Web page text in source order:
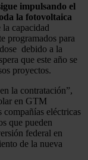
impulsando el
la fotovoltaica
la capacidad
programados para
debido a la
que este año se
proyectos.
la contratación”,
en GTM
compañías eléctricas
que pueden
federal en
de la nueva